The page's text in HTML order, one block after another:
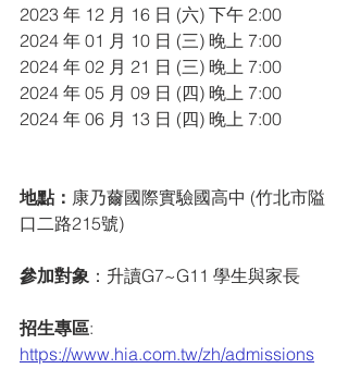
2023 年 12 月 16 日 (六) 下午 2:00
2024 年 01 月 10 日 (三) 晚上 7:00
2024 年 02 月 21 日 (三) 晚上 7:00
2024 年 05 月 09 日 (四) 晚上 7:00
2024 年 06 月 13 日 (四) 晚上 7:00
地點： 康乃薾國際實驗國高中 (竹北市隘
口二路215號)
參加對象 ：升讀G7~G11 學生與家長
招生專區:
https://www.hia.com.tw/zh/admissions